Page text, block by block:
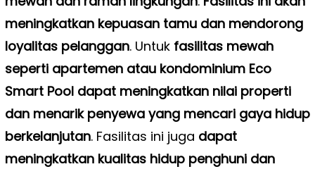
meningkatkan kepuasan tamu dan mendorong
loyalitas pelanggan. Untuk fasilitas mewah
seperti apartemen atau kondominium Eco
Smart Pool dapat meningkatkan nilai properti
dan menarik penyewa yang mencari gaya hidup
berkelanjutan. Fasilitas ini juga dapat
meningkatkan kualitas hidup penghuni dan